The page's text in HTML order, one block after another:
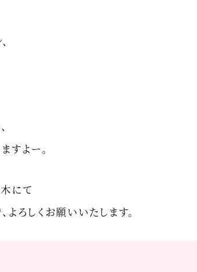
すよー。
にて
ろしくお願いいたします。